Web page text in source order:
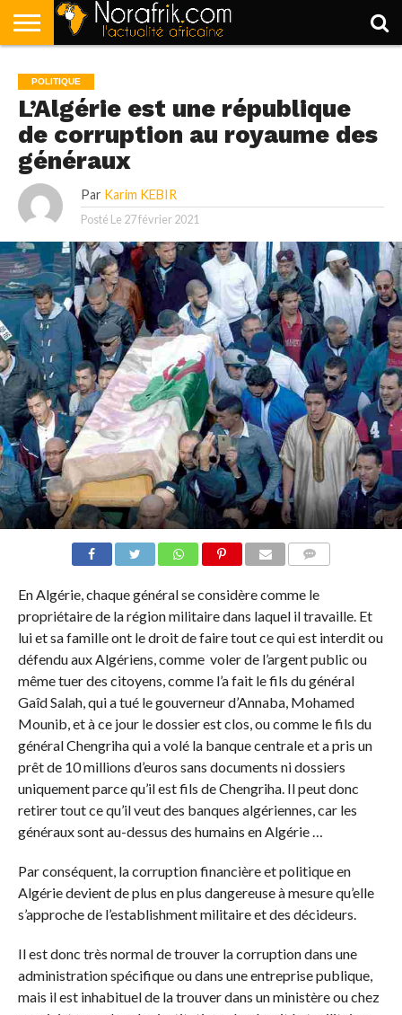
POLITIQUE
SOCIÉTÉ
ECONOMIE
SPORT
LIFESTYLE
POLITIQUE
L’Algérie est une république
de corruption au royaume des
généraux
Par Karim KEBIR
Posté Le 27 février 2021
En Algérie, chaque général se considère comme le
propriétaire de la région militaire dans laquel il travaille. Et
lui et sa famille ont le droit de faire tout ce qui est interdit ou
défendu aux Algériens, comme voler de l’argent public ou
même tuer des citoyens, comme l’a fait le fils du général
Gaîd Salah, qui a tué le gouverneur d’Annaba, Mohamed
Mounib, et à ce jour le dossier est clos, ou comme le fils du
général Chengriha qui a volé la banque centrale et a pris un
prêt de 10 millions d’euros sans documents ni dossiers
uniquement parce qu’il est fils de Chengriha. Il peut donc
retirer tout ce qu’il veut des banques algériennes, car les
généraux sont au-dessus des humains en Algérie …
Par conséquent, la corruption financière et politique en
Algérie devient de plus en plus dangereuse à mesure qu’elle
s’approche de l’establishment militaire et des décideurs.
Il est donc très normal de trouver la corruption dans une
administration spécifique ou dans une entreprise publique,
mais il est inhabituel de la trouver dans un ministère ou chez